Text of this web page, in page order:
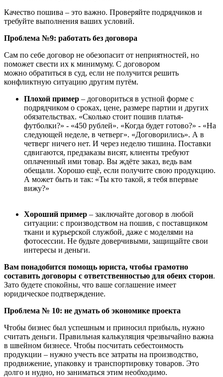
Качество пошива – это важно. Проверяйте подрядчиков и
требуйте выполнения ваших условий.
Проблема №9: работать без договора
Сам по себе договор не обезопасит от неприятностей, но
поможет свести их к минимуму. С договором
можно обратиться в суд, если не получится решить
конфликтную ситуацию другим путём.
Плохой пример – договориться в устной форме с
подрядчиком о сроках, цене, размере партии и других
обязательствах. «Сколько стоит пошив платья-
футболки?» - «450 рублей». «Когда будет готово?» - «На
следующей неделе, в четверг». «Договорились». А в
четверг ничего нет. И через неделю тишина. Поставки
сдвигаются, предзаказы висят, клиенты требуют
оплаченный ими товар. Вы ждёте заказ, ведь вам
обещали. Хорошо ещё, если получите свою продукцию.
А может быть и так: «Ты кто такой, я тебя впервые
вижу?»
Хороший пример – заключайте договор в любой
ситуации: с производством на пошив, с поставщиком
ткани и курьерской службой, даже с моделями на
фотосессии. Не будьте доверчивыми, защищайте свои
интересы и деньги.
Вам понадобится помощь юриста, чтобы грамотно
составить договоры с ответственностью для обеих сторон.
Зато будете спокойны, что ваше соглашение имеет
юридическое подтверждение.
Проблема № 10: не думать об экономике проекта
Чтобы бизнес был успешным и приносил прибыль, нужно
считать деньги. Правильная калькуляция чрезвычайно важна
в швейном бизнесе. Чтобы посчитать себестоимость
продукции – нужно учесть все затраты на производство,
продвижение, упаковку и транспортировку товаров. Это
долго и нудно, но заниматься этим необходимо.